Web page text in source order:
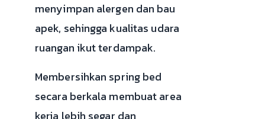
menyimpan alergen dan bau
apek, sehingga kualitas udara
ruangan ikut terdampak.
Membersihkan spring bed
secara berkala membuat area
kerja lebih segar dan